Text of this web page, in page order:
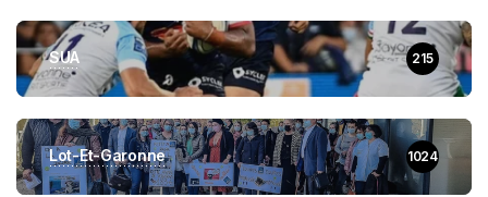
SUA 215
Lot-Et-Garonne 1024